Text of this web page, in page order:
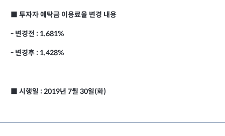
■ 투자자 예탁금 이용료율 변경 내용
- 변경전 : 1.681%
- 변경후 : 1.428%
■ 시행일 : 2019년 7월 30일(화)